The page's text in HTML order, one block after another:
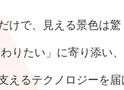
けで、見える景色は驚
りたい」に寄り添い、
えるテクノロジーを届